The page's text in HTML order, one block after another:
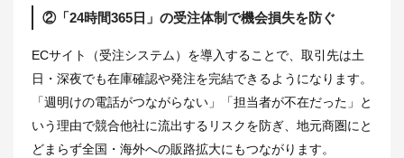
②「24時間365日」の受注体制で機会損失を防ぐ
ECサイト（受注システム）を導入することで、取引先は土
日・深夜でも在庫確認や発注を完結できるようになります。
「週明けの電話がつながらない」「担当者が不在だった」と
いう理由で競合他社に流出するリスクを防ぎ、地元商圏にと
どまらず全国・海外への販路拡大にもつながります。